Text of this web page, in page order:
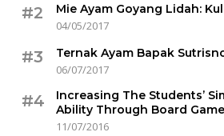
#2
Mie Ayam Goyang Lidah:
04/05/2017
#3
Ternak Ayam Bapak
06/07/2017
#4
Increasing The Students’
Ability Through Board Game
11/07/2016